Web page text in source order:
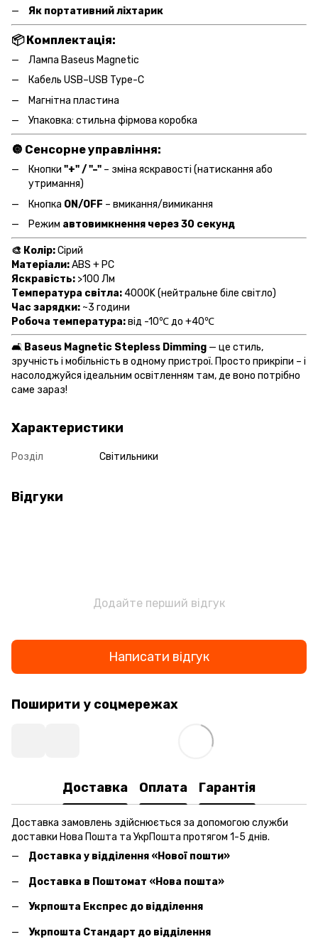
Як портативний ліхтарик
📦 Комплектація:
Лампа Baseus Magnetic
Кабель USB–USB Type-C
Магнітна пластина
Упаковка: стильна фірмова коробка
🔘 Сенсорне управління:
Кнопки "+" / "–" – зміна яскравості (натискання або
утримання)
Кнопка ON/OFF – вмикання/вимикання
Режим автовимкнення через 30 секунд
🎨 Колір:Сірий
Матеріали:ABS + PC
Яскравість: >100 Лм
Температура світла:4000K (нейтральне біле світло)
Час зарядки: ~3 години
Робоча температура:від -10℃ до +40℃
🛋 Baseus Magnetic Stepless Dimming — це стиль,
зручність і мобільність в одному пристрої. Просто прикріпи – і
насолоджуйся ідеальним освітленням там, де воно потрібно
саме зараз!
Характеристики
Розділ Світильники
Відгуки
Додайте перший відгук
Написати відгук
Поширити у соцмережах
Доставка Оплата Гарантія
Доставка замовлень здійснюється за допомогою служби
доставки Нова Пошта та УкрПошта протягом 1-5 днів.
Доставка у відділення «Нової пошти»
Доставка в Поштомат «Нова пошта»
Укрпошта Експрес до відділення
Укрпошта Стандарт до відділення